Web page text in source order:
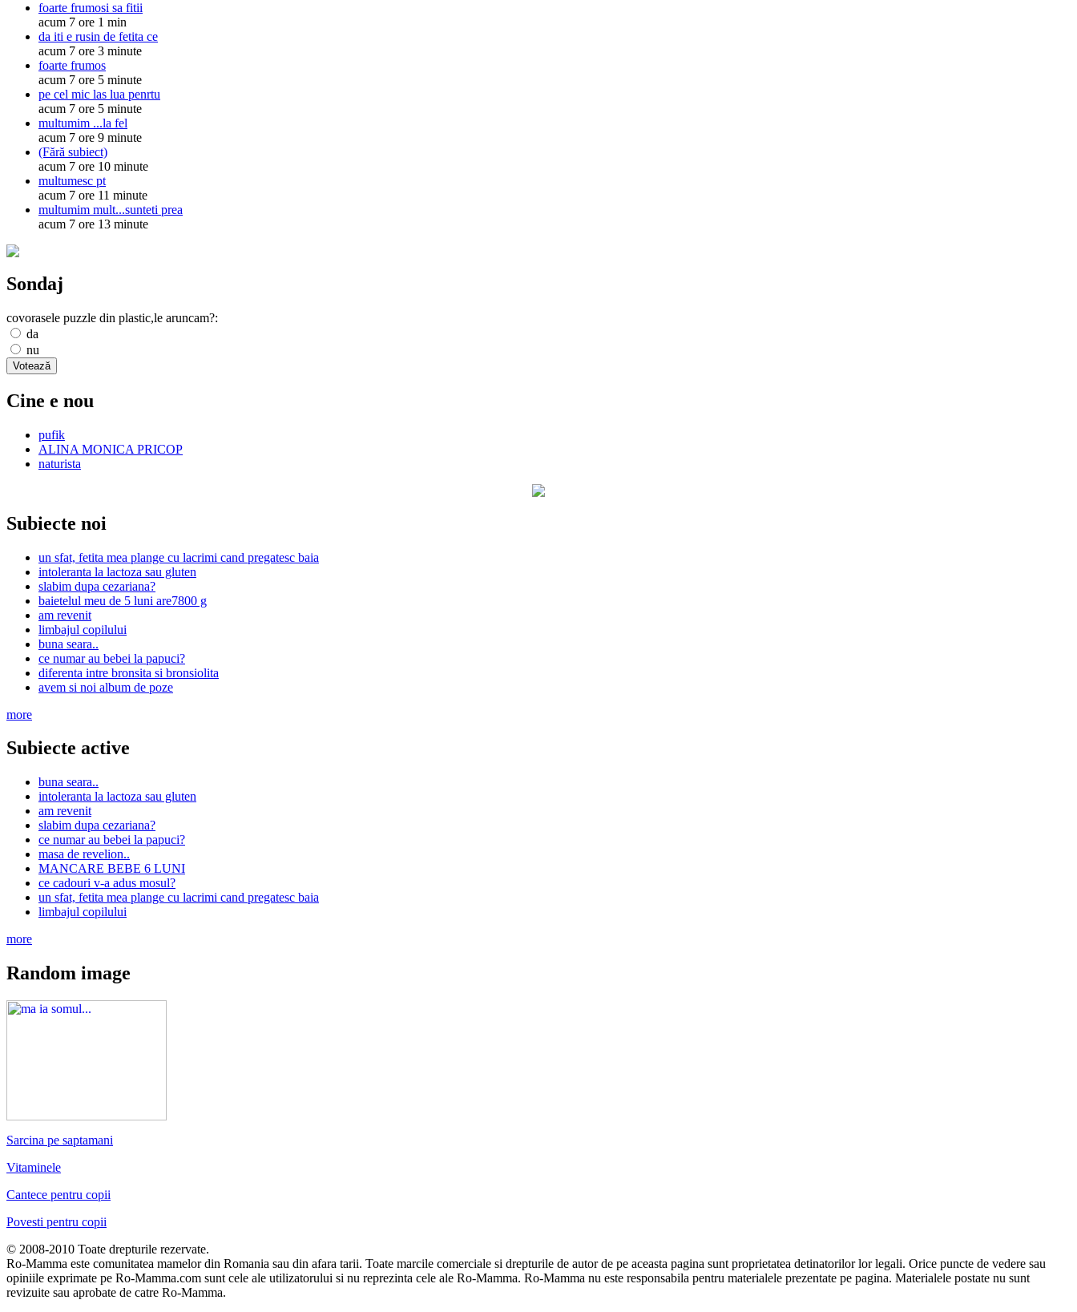
foarte frumosi sa fitii
acum 7 ore 1 min
da iti e rusin de fetita ce
acum 7 ore 3 minute
foarte frumos
acum 7 ore 5 minute
pe cel mic las lua penrtu
acum 7 ore 5 minute
multumim ...la fel
acum 7 ore 9 minute
(Fără subiect)
acum 7 ore 10 minute
multumesc pt
acum 7 ore 11 minute
multumim mult...sunteti prea
acum 7 ore 13 minute
Sondaj
covorasele puzzle din plastic,le aruncam?:
da
nu
Cine e nou
pufik
ALINA MONICA PRICOP
naturista
Subiecte noi
un sfat, fetita mea plange cu lacrimi cand pregatesc baia
intoleranta la lactoza sau gluten
slabim dupa cezariana?
baietelul meu de 5 luni are7800 g
am revenit
limbajul copilului
buna seara..
ce numar au bebei la papuci?
diferenta intre bronsita si bronsiolita
avem si noi album de poze
more
Subiecte active
buna seara..
intoleranta la lactoza sau gluten
am revenit
slabim dupa cezariana?
ce numar au bebei la papuci?
masa de revelion..
MANCARE BEBE 6 LUNI
ce cadouri v-a adus mosul?
un sfat, fetita mea plange cu lacrimi cand pregatesc baia
limbajul copilului
more
Random image
Sarcina pe saptamani
Vitaminele
Cantece pentru copii
Povesti pentru copii
© 2008-2010 Toate drepturile rezervate.
Ro-Mamma este comunitatea mamelor din Romania sau din afara tarii. Toate marcile comerciale si drepturile de autor de pe aceasta pagina sunt proprietatea detinatorilor lor legali. Orice puncte de vedere sau
opiniile exprimate pe Ro-Mamma.com sunt cele ale utilizatorului si nu reprezinta cele ale Ro-Mamma. Ro-Mamma nu este responsabila pentru materialele prezentate pe pagina. Materialele postate nu sunt
revizuite sau aprobate de catre Ro-Mamma.